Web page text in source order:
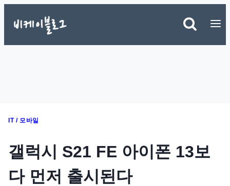
IT / 모바일
갤럭시 S21 FE 아이폰 13보
다 먼저 출시된다